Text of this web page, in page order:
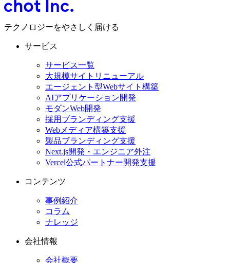
テクノロジーをやさしく届ける
サービス
サービス一覧
大規模サイトリニューアル
エージェント型Webサイト構築
AIアプリケーション開発
モダンWeb開発
採用ブランディング支援
Webメディア構築支援
製品ブランディング支援
Next.js開発・エンジニア外注
Vercel公式パートナー開発支援
コンテンツ
事例紹介
コラム
ナレッジ
会社情報
会社概要